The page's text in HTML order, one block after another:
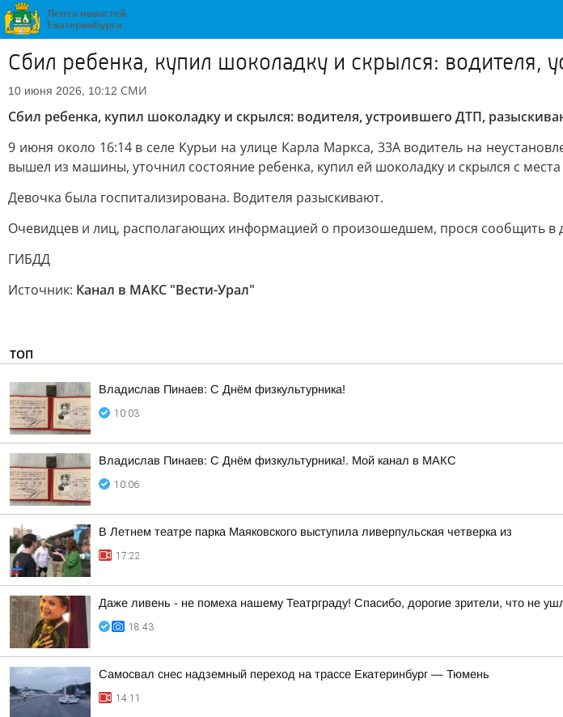
Сбил ребенка, купил шоколадку и скрылся: водителя,
10 июня 2026, 10:12 СМИ
Сбил ребенка, купил шоколадку и скрылся: водителя, устроившего ДТП,
9 июня около 16:14 в селе Курьи на улице Карла Маркса, 33А водитель на
вышел из машины, уточнил состояние ребенка, купил ей шоколадку и скрылся с
Девочка была госпитализирована. Водителя разыскивают.
Очевидцев и лиц, располагающих информацией о произошедшем, прося сообщить в
ГИБДД
Источник: Канал в МАКС "Вести-Урал"
ТОП
Владислав Пинаев: С Днём физкультурника!
10:03
Владислав Пинаев: С Днём физкультурника!. Мой канал в МАКС
10:06
В Летнем театре парка Маяковского выступила ливерпульская четверка из
17:22
Даже ливень - не помеха нашему Театрграду! Спасибо, дорогие зрители, что не
18:43
Самосвал снес надземный переход на трассе Екатеринбург — Тюмень
14:11